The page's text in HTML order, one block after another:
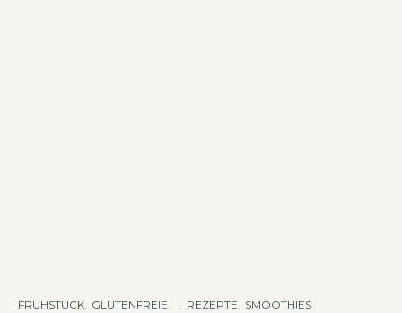
FRÜHSTÜCK, GLUTENFREIE
, REZEPTE, SMOOTHIES